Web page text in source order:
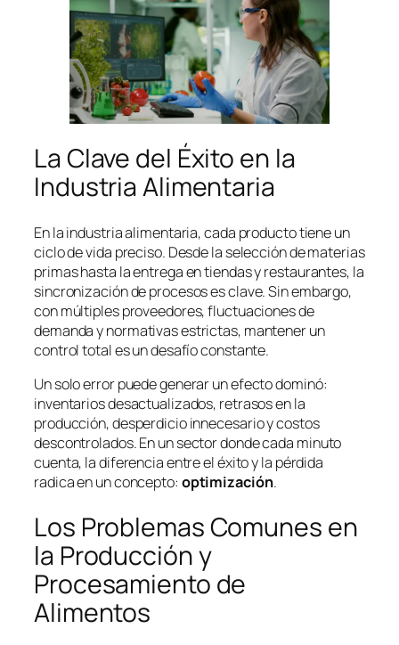
La Clave del Éxito en la
Industria Alimentaria
En la industria alimentaria, cada producto tiene un
ciclo de vida preciso. Desde la selección de materias
primas hasta la entrega en tiendas y restaurantes, la
sincronización de procesos es clave. Sin embargo,
con múltiples proveedores, fluctuaciones de
demanda y normativas estrictas, mantener un
control total es un desafío constante.
Un solo error puede generar un efecto dominó:
inventarios desactualizados, retrasos en la
producción, desperdicio innecesario y costos
descontrolados. En un sector donde cada minuto
cuenta, la diferencia entre el éxito y la pérdida
radica en un concepto: optimización.
Los Problemas Comunes en
la Producción y
Procesamiento de
Alimentos